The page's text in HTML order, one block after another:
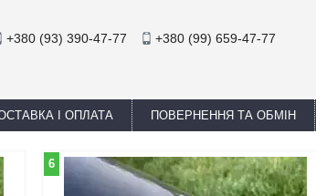
+380 (93) 390-47-77 +380 (99) 659-47-77
І ОПЛАТА ПОВЕРНЕННЯ ТА ОБМІН
6